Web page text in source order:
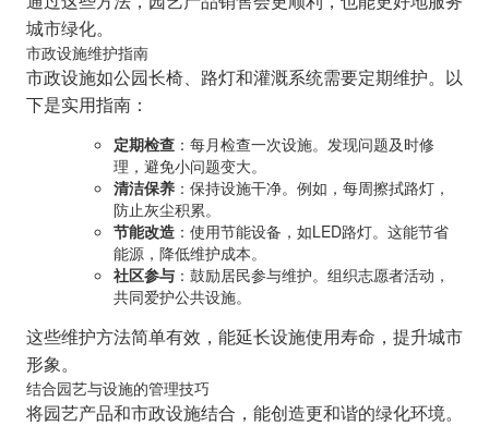
城市绿化。
市政设施维护指南
市政设施如公园长椅、路灯和灌溉系统需要定期维护。以
下是实用指南：
定期检查：每月检查一次设施。发现问题及时修
理，避免小问题变大。
清洁保养：保持设施干净。例如，每周擦拭路灯，
防止灰尘积累。
节能改造：使用节能设备，如LED路灯。这能节省
能源，降低维护成本。
社区参与：鼓励居民参与维护。组织志愿者活动，
共同爱护公共设施。
这些维护方法简单有效，能延长设施使用寿命，提升城市
形象。
结合园艺与设施的管理技巧
将园艺产品和市政设施结合，能创造更和谐的绿化环境。